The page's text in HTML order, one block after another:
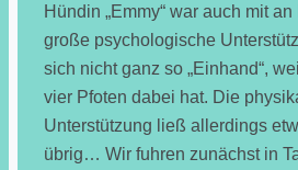
Hündin „Emmy“ war auch mit
große psychologische
sich nicht ganz so „Einhand“,
vier Pfoten dabei hat. Die
Unterstützung ließ allerdings
übrig… Wir fuhren zunächst in